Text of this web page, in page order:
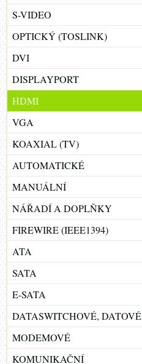
S-VIDEO
OPTICKÝ (TOSLINK)
DVI
DISPLAYPORT
HDMI
VGA
KOAXIAL (TV)
AUTOMATICKÉ
MANUÁLNÍ
NÁŘADÍ A DOPLŇKY
FIREWIRE (IEEE1394)
ATA
SATA
E-SATA
DATASWITCHOVÉ, DATOVÉ
MODEMOVÉ
KOMUNIKAČNÍ